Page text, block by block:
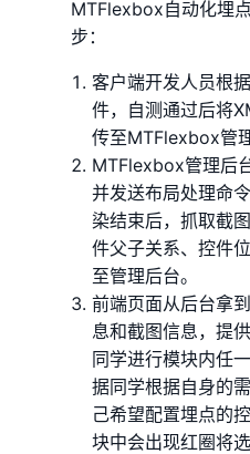
MTFlexbox自动化埋
步：
客户端开发人员根
件，自测通过后将
传至MTFlexbox管
MTFlexbox管理后
并发送布局处理命
染结束后，抓取截
件父子关系、控件
至管理后台。
前端页面从后台拿
息和截图信息，提
同学进行模块内任
据同学根据自身的
己希望配置埋点的
块中会出现红圈将